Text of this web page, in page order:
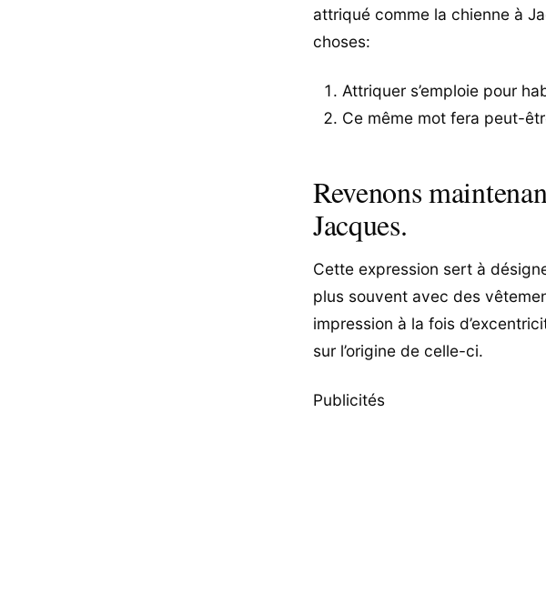
attriqué comme la chienne à
choses:
Attriquer s’emploie pour
Ce même mot fera peut-
Revenons
Jacques.
Cette expression sert à
plus souvent avec des
impression à la fois
sur l’origine de celle-ci.
Publicités